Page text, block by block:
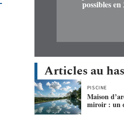
possibles en
Articles au
PISCINE
Maison
miroir : un